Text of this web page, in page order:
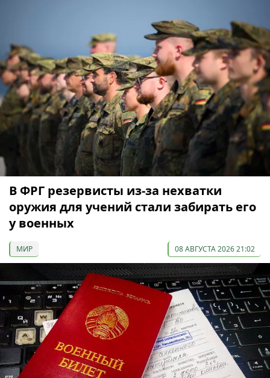
В ФРГ резервисты из-за нехватки
оружия для учений стали забирать его
у военных
МИР 08 АВГУСТА 2026 21:02